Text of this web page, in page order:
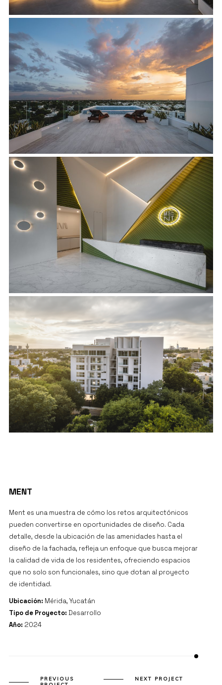
MENT
Ment es una muestra de cómo los retos arquitectónicos
pueden convertirse en oportunidades de diseño. Cada
detalle, desde la ubicación de las amenidades hasta el
diseño de la fachada, refleja un enfoque que busca mejorar
la calidad de vida de los residentes, ofreciendo espacios
que no solo son funcionales, sino que dotan al proyecto
de identidad.
Ubicación:Mérida, Yucatán
Tipo de Proyecto:Desarrollo
Año:2024
PREVIOUS
NEXT PROJECT